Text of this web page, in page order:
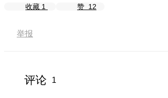
收藏 1 赞 12
举报
评论 1